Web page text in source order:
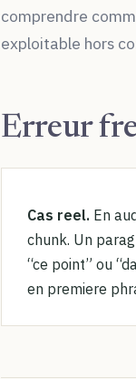
comprendre
exploitable hors
Erreur
Cas reel. En
chunk. Un
“ce point” ou
en premiere